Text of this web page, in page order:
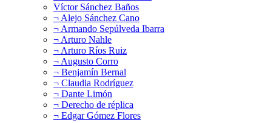
Víctor Sánchez Baños
¬ Alejo Sánchez Cano
¬ Armando Sepúlveda Ibarra
¬ Arturo Nahle
¬ Arturo Ríos Ruiz
¬ Augusto Corro
¬ Benjamín Bernal
¬ Claudia Rodríguez
¬ Dante Limón
¬ Derecho de réplica
¬ Edgar Gómez Flores